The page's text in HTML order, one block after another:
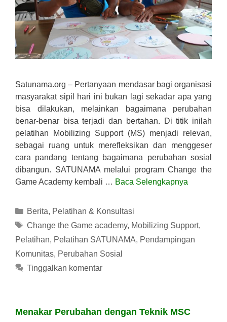
Satunama.org – Pertanyaan mendasar bagi organisasi
masyarakat sipil hari ini bukan lagi sekadar apa yang
bisa dilakukan, melainkan bagaimana perubahan
benar-benar bisa terjadi dan bertahan. Di titik inilah
pelatihan Mobilizing Support (MS) menjadi relevan,
sebagai ruang untuk merefleksikan dan menggeser
cara pandang tentang bagaimana perubahan sosial
dibangun. SATUNAMA melalui program Change the
Game Academy kembali … Baca Selengkapnya
Kategori
Berita, Pelatihan & Konsultasi
Tag
Change the Game academy, Mobilizing Support,
Pelatihan, Pelatihan SATUNAMA, Pendampingan
Komunitas, Perubahan Sosial
Tinggalkan komentar
Menakar Perubahan dengan Teknik MSC